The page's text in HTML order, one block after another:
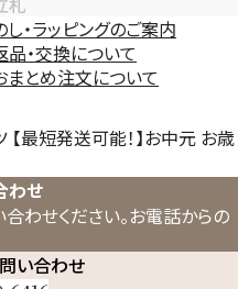
し・ラッピングのご案内
品・交換について
まとめ注文について
【最短発送可能！】お中元 お歳
わせ
わせください。お電話からの
い合わせ